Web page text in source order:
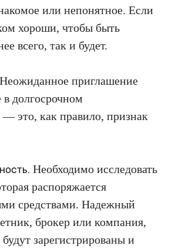
или непонятное. Если
хороши, чтобы быть
всего, так и будет.
Неожиданное приглашение
в долгосрочном
— это, как правило, признак
Необходимо исследовать
распоряжается
средствами. Надежный
брокер или компания,
будут зарегистрированы и